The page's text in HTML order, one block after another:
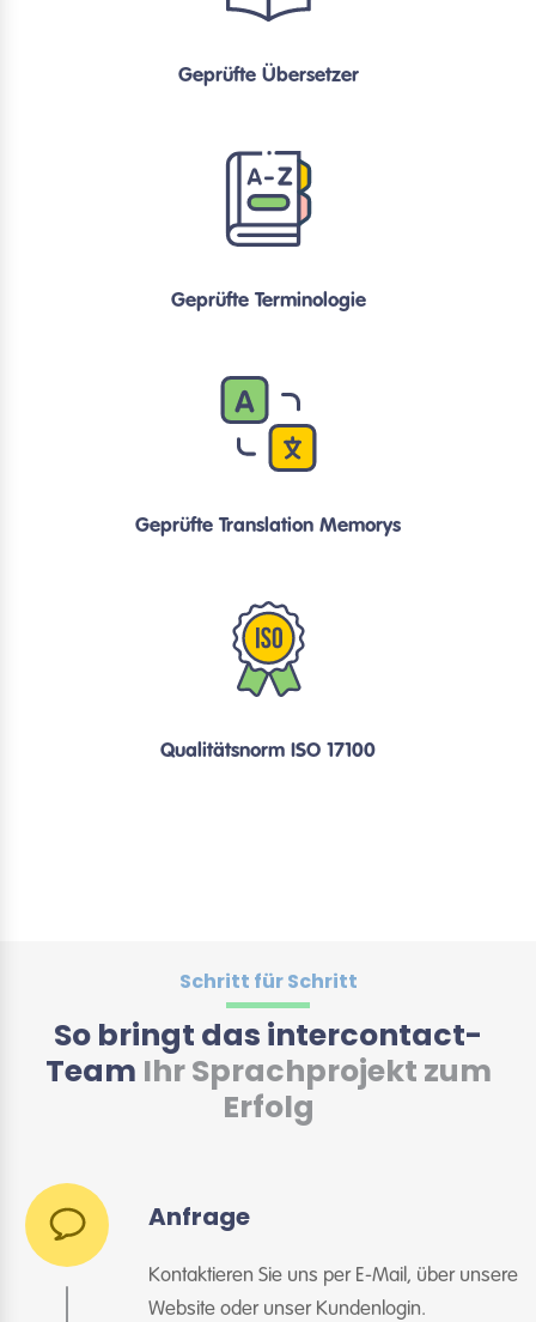
Geprüfte Übersetzer
Geprüfte Terminologie
Geprüfte Translation Memorys
Qualitätsnorm ISO 17100
Schritt für Schritt
So bringt das intercontact-
Team Ihr Sprachprojekt zum
Erfolg
Anfrage
Kontaktieren Sie uns per E-Mail, über unsere
Website oder unser Kundenlogin.